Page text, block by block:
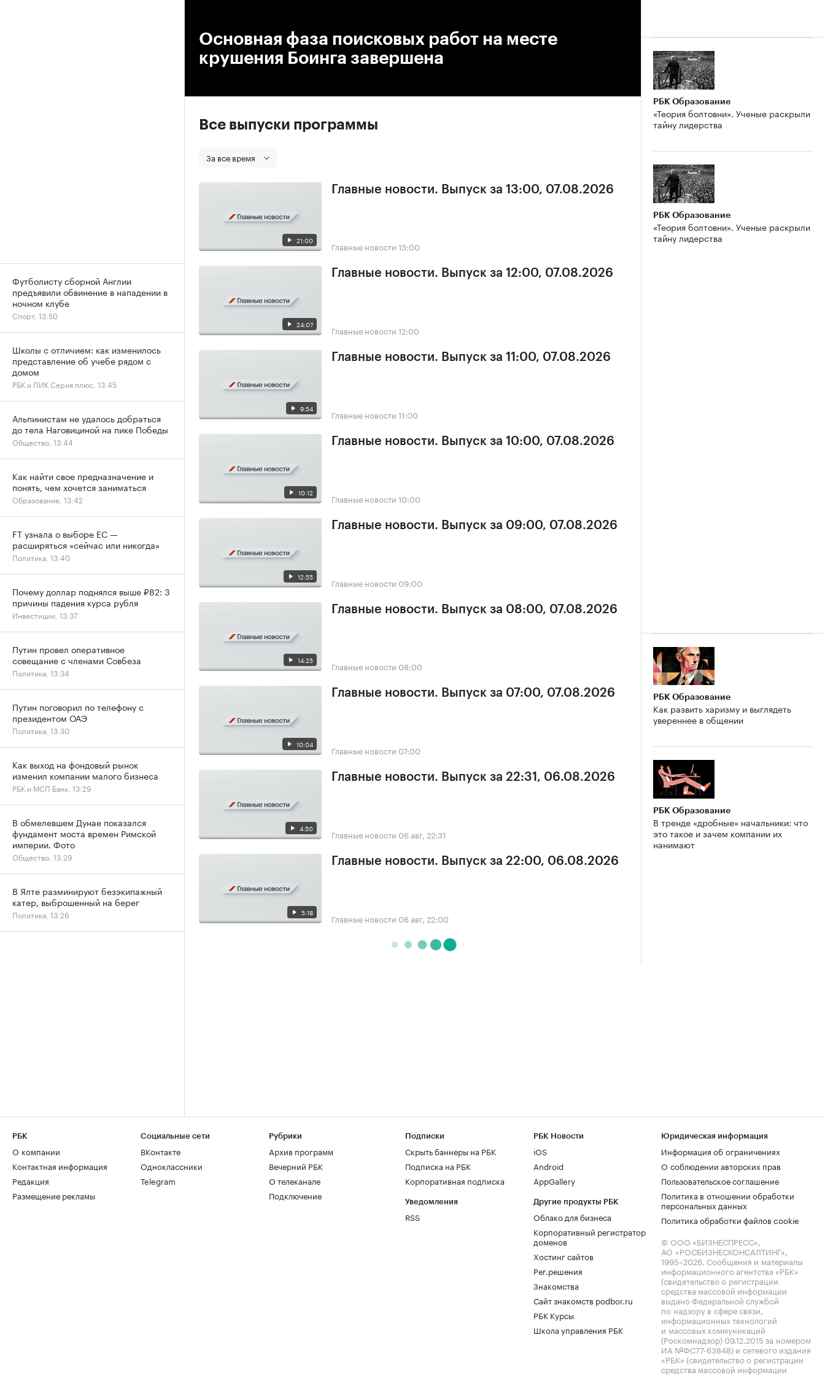
Основная фаза поисковых работ на месте
крушения Боинга завершена
Все выпуски программы
За все время
21:00
Главные новости. Выпуск за 13:00, 07.08.2026
Главные новости 13:00
24:07
Главные новости. Выпуск за 12:00, 07.08.2026
Главные новости 12:00
9:54
Главные новости. Выпуск за 11:00, 07.08.2026
Главные новости 11:00
10:12
Главные новости. Выпуск за 10:00, 07.08.2026
Главные новости 10:00
12:55
Главные новости. Выпуск за 09:00, 07.08.2026
Главные новости 09:00
14:25
Главные новости. Выпуск за 08:00, 07.08.2026
Главные новости 08:00
10:04
Главные новости. Выпуск за 07:00, 07.08.2026
Главные новости 07:00
4:50
Главные новости. Выпуск за 22:31, 06.08.2026
Главные новости 06 авг, 22:31
5:18
Главные новости. Выпуск за 22:00, 06.08.2026
Главные новости 06 авг, 22:00
РБК Образование
«Теория болтовни». Ученые раскрыли
тайну лидерства
РБК Образование
«Теория болтовни». Ученые раскрыли
тайну лидерства
РБК Образование
Как развить харизму и выглядеть
увереннее в общении
РБК Образование
В тренде «дробные» начальники: что
это такое и зачем компании их
нанимают
Футболисту сборной Англии
предъявили обвинение в нападении в
ночном клубе
Спорт, 13:50
Школы с отличием: как изменилось
представление об учебе рядом с
домом
РБК и ПИК Серия плюс, 13:45
Альпинистам не удалось добраться
до тела Наговициной на пике Победы
Общество, 13:44
Как найти свое предназначение и
понять, чем хочется заниматься
Образование, 13:42
FT узнала о выборе ЕС —
расширяться «сейчас или никогда»
Политика, 13:40
Почему доллар поднялся выше ₽82: 3
причины падения курса рубля
Инвестиции, 13:37
Путин провел оперативное
совещание с членами Совбеза
Политика, 13:34
Путин поговорил по телефону с
президентом ОАЭ
Политика, 13:30
Как выход на фондовый рынок
изменил компании малого бизнеса
РБК и МСП Банк, 13:29
В обмелевшем Дунае показался
фундамент моста времен Римской
империи. Фото
Общество, 13:29
В Ялте разминируют безэкипажный
катер, выброшенный на берег
Политика, 13:26
РБК
О компании
Контактная информация
Редакция
Размещение рекламы
Социальные сети
ВКонтакте
Одноклассники
Telegram
Рубрики
Архив программ
Вечерний РБК
О телеканале
Подключение
Подписки
Скрыть баннеры на РБК
Подписка на РБК
Корпоративная подписка
Уведомления
RSS
РБК Новости
iOS
Android
AppGallery
Другие продукты РБК
Облако для бизнеса
Корпоративный регистратор
доменов
Хостинг сайтов
Рег.решения
Знакомства
Сайт знакомств podbor.ru
РБК Курсы
Школа управления РБК
Юридическая информация
Информация об ограничениях
О соблюдении авторских прав
Пользовательское соглашение
Политика в отношении обработки
персональных данных
Политика обработки файлов cookie
© ООО «БИЗНЕСПРЕСС»,
АО «РОСБИЗНЕСКОНСАЛТИНГ»,
1995–2026. Сообщения и материалы
информационного агентства «РБК»
(свидетельство о регистрации
средства массовой информации
выдано Федеральной службой
по надзору в сфере связи,
информационных технологий
и массовых коммуникаций
(Роскомнадзор) 09.12.2015 за номером
ИА №ФС77-63848) и сетевого издания
«РБК» (свидетельство о регистрации
средства массовой информации